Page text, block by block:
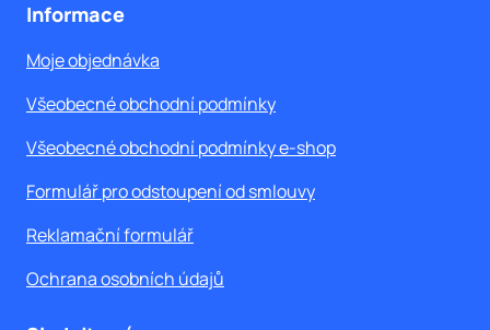
Informace
Moje objednávka
Všeobecné obchodní podmínky
Všeobecné obchodní podmínky e-shop
Formulář pro odstoupení od smlouvy
Reklamační formulář
Ochrana osobních údajů